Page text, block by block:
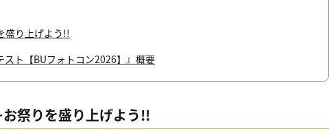
盛り上げよう!!
ト【BUフォトコン2026】』概要
祭りを盛り上げよう!!